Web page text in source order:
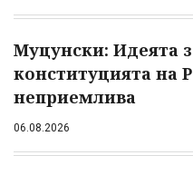
Муцунски: Идеята
конституцията на
неприемлива
06.08.2026